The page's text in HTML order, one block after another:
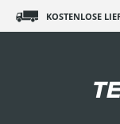
KOSTENLOSE